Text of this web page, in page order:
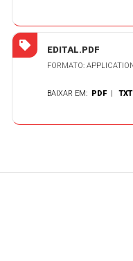
EDITAL.PDF
FORMATO:
BAIXAR EM: PDF |TXT